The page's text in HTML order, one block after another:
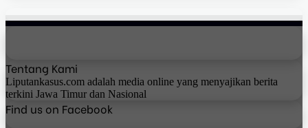
Tentang Kami
Liputankasus.com adalah media online yang menyajikan berita
terkini Jawa Timur dan Nasional
Find us on Facebook